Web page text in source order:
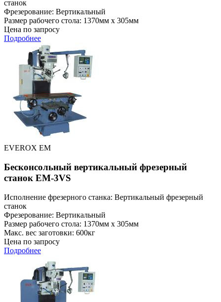
станок
Фрезерование: Вертикальный
Размер рабочего стола: 1370мм x 305мм
Цена по запросу
Подробнее
EVEROX EM
Бесконсольный вертикальный фрезерный
станок EM-3VS
Исполнение фрезерного станка: Вертикальный фрезерный
станок
Фрезерование: Вертикальный
Размер рабочего стола: 1370мм x 305мм
Макс. вес заготовки: 600кг
Цена по запросу
Подробнее